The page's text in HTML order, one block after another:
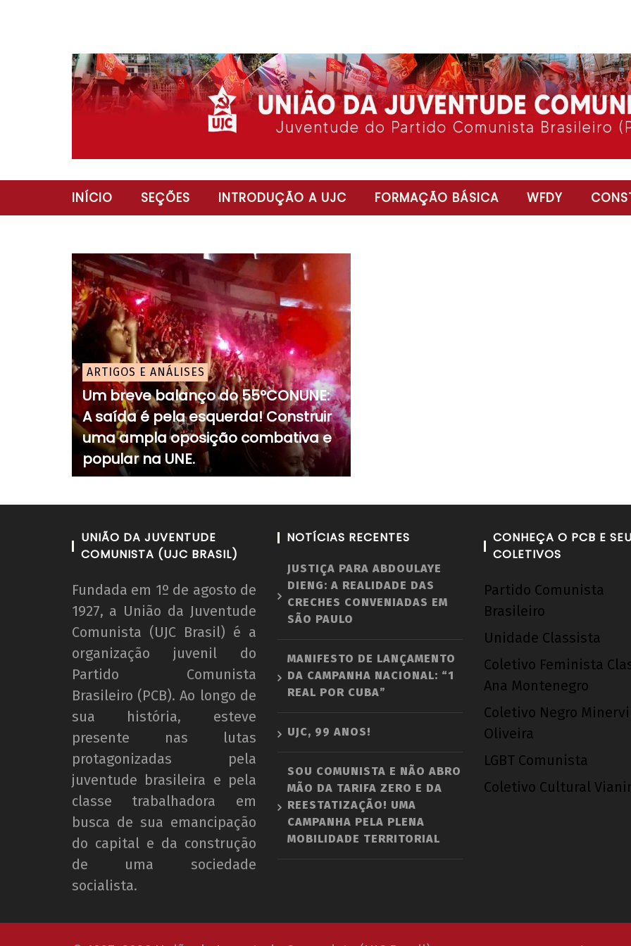
INÍCIO SEÇÕES INTRODUÇÃO A UJC FORMAÇÃO BÁSICA WFDY
ARTIGOS E ANÁLISES
Um breve balanço do 55ºCONUNE:
A saída é pela esquerda! Construir
uma ampla oposição combativa e
popular na UNE.
UNIÃO DA JUVENTUDE
COMUNISTA (UJC BRASIL)
Fundada em 1º de agosto de
1927, a União da Juventude
Comunista (UJC Brasil) é a
organização juvenil do
Partido Comunista
Brasileiro (PCB). Ao longo de
sua história, esteve
presente nas lutas
protagonizadas pela
juventude brasileira e pela
classe trabalhadora em
busca de sua emancipação
do capital e da construção
de uma sociedade
socialista.
NOTÍCIAS RECENTES
JUSTIÇA PARA ABDOULAYE
DIENG: A REALIDADE DAS
CRECHES CONVENIADAS EM
SÃO PAULO
MANIFESTO DE LANÇAMENTO
DA CAMPANHA NACIONAL: “1
REAL POR CUBA”
UJC, 99 ANOS!
SOU COMUNISTA E NÃO ABRO
MÃO DA TARIFA ZERO E DA
REESTATIZAÇÃO! UMA
CAMPANHA PELA PLENA
MOBILIDADE TERRITORIAL
CONHEÇA O PCB E
COLETIVOS
Partido Comunista
Brasileiro
Unidade Classista
Coletivo Feminista
Ana Montenegro
Coletivo Negro
Oliveira
LGBT Comunista
Coletivo Cultural